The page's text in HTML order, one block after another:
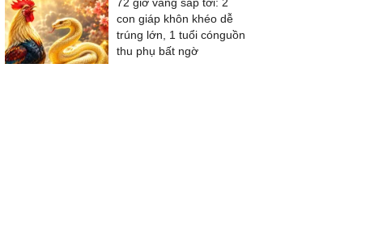
con giáp khôn khéo dễ
trúng lớn, 1 tuổi cónguồn
thu phụ bất ngờ